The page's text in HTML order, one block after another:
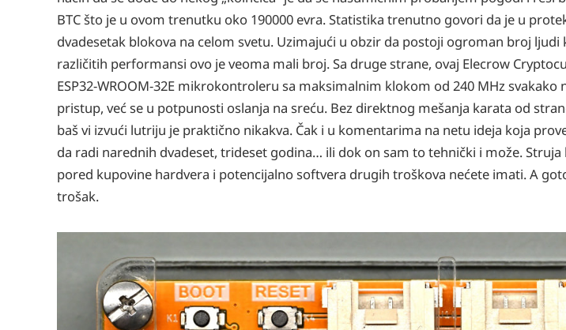
BTC što je u ovom trenutku oko 190000 evra. Statistika trenutno govori da je u
dvadesetak blokova na celom svetu. Uzimajući u obzir da postoji ogroman broj ljudi
različitih performansi ovo je veoma mali broj. Sa druge strane, ovaj Elecrow
ESP32-WROOM-32E mikrokontroleru sa maksimalnim klokom od 240 MHz
pristup, već se u potpunosti oslanja na sreću. Bez direktnog mešanja karata od
baš vi izvući lutriju je praktično nikakva. Čak i u komentarima na netu ideja koja
da radi narednih dvadeset, trideset godina… ili dok on sam to tehnički i može.
pored kupovine hardvera i potencijalno softvera drugih troškova nećete imati. A
trošak.